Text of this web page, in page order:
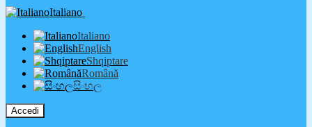
Italiano
Italiano
English
Shqiptare
Română
සිංහල
Accedi